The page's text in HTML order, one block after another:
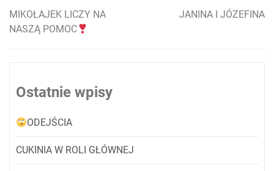
Nawigacja
wpisu
MIKOŁAJEK LICZY NA
NASZĄ POMOC
JANINA I JÓZEFINA
Ostatnie wpisy
ODEJŚCIA
CUKINIA W ROLI GŁÓWNEJ